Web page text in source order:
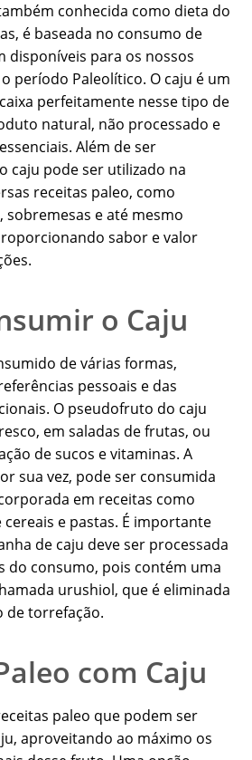
conhecida como dieta do
é baseada no consumo de
disponíveis para os nossos
período Paleolítico. O caju é um
perfeitamente nesse tipo de
natural, não processado e
Além de ser
caju pode ser utilizado na
receitas paleo, como
sobremesas e até mesmo
sabor e valor
o Caju
de várias formas,
pessoais e das
O pseudofruto do caju
em saladas de frutas, ou
de sucos e vitaminas. A
sua vez, pode ser consumida
em receitas como
e pastas. É importante
de caju deve ser processada
do consumo, pois contém uma
urushiol, que é eliminada
de torrefação.
com Caju
paleo que podem ser
aproveitando ao máximo os